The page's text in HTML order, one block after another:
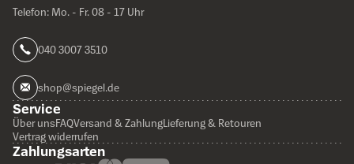
Telefon: Mo. - Fr. 08 - 17 Uhr
040 3007 3510
shop@spiegel.de
Service
Über unsFAQVersand & ZahlungLieferung & Retouren
Vertrag widerrufen
Zahlungsarten